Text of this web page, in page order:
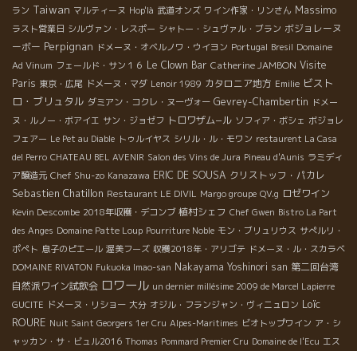
ラン Taiwan マルティーヌ Hop'là 武道オンズ ワイン作家・リンさん Massimo
ラスト営業日 シルヴァン・レスポー シャトー・シュヴァル・ブラン ボジョレーヌ
ーボー Perpignan ドメーヌ・オベルノワ・ウイヨン Portugal Bresil Domaine
Ad Vinum フェールド・サン１６ Le Clown Bar Catherine JAMBON Visite
Paris 東京・広尾 ドメーヌ・マダ Lenoir 1989 カタロニア地方 Emilie ビスト
ロ・ブリュタル ダミアン・コクレ・ヌーヴォー Gevrey-Chambertin ドメー
ヌ・ルノー・ボアイエ サン・ジョゼフ トロワザム−ル ソフィア・ボシェ ボジョレ
フェアー Le Pet au Diable トゥルイヤス シリル・ル・モワン restaurent La Casa
del Perro CHATEAU BEL AVENIR Salon des Vins de Jura Pineau d'Aunis ラミディ
ア醸造元 Chef Shu-zo Kanazawa ERIC DE SOUSA クリストッフ・パカレ
Sebastien Chatillon Restaurant LE DIVIL Margo groupe QV.g ロゼワイン
Kevin Descombe 2018年収穫・デコンブ 植村シェフ Chef Gwen Bistro La Part
des Anges Domaine Patte Loup Pourriture Noble モン・ブリュリウス サぺルリ・
ポぺト 息子のピエール 渥美フーズ 収穫2018年・アリゴテ ドメーヌ・ル・スカラベ
DOMAINE RIVATON Fukuoka Imao-san Nakayama Yoshinori san 第二回台湾
自然派ワイン試飲会 ロワール un dernier millésime 2009 de Marcel Lapierre
GUCITE ドメーヌ・リショー 大分 オジル・フランジャン・ヴィニュロン Loïc
ROURE Nuit Saint Georgers 1er Cru Alpes-Maritimes ビオトップワイン ア・シ
ャッカン・サ・ビュル2016 Thomas Pommard Premier Cru Domaine de l'Ecu エス